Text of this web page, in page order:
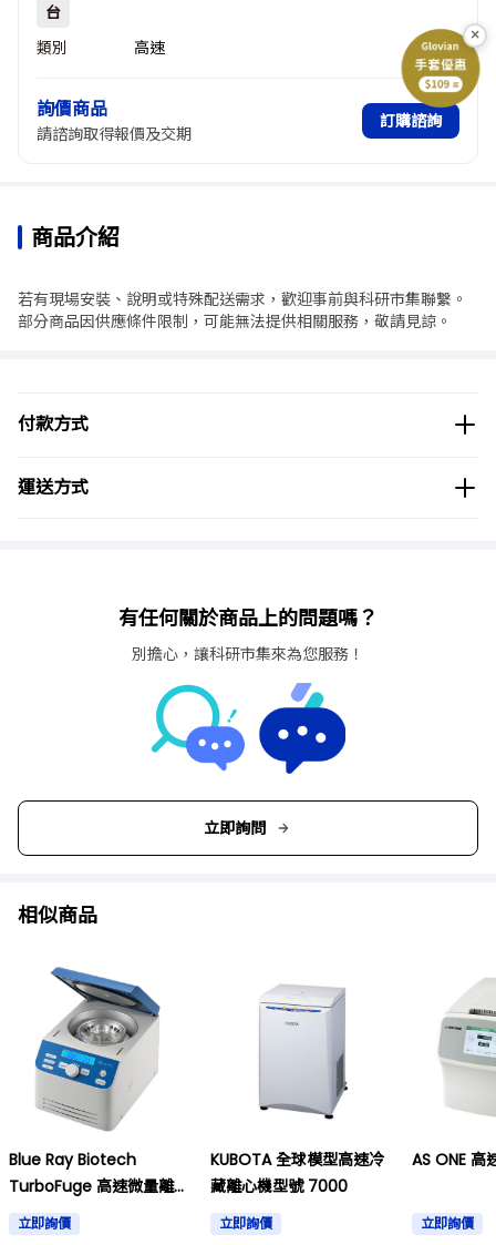
台
類別
高速
詢價商品
請諮詢取得報價及交期
訂購諮詢
商品介紹
若有現場安裝、說明或特殊配送需求，歡迎事前與科研市集聯繫。
部分商品因供應條件限制，可能無法提供相關服務，敬請見諒。
付款方式
運送方式
有任何關於商品上的問題嗎？
別擔心，讓科研市集來為您服務！
立即詢問
相似商品
Blue Ray Biotech
TurboFuge 高速微量離心
機立即詢價
KUBOTA 全球模型高速冷
藏離心機型號 7000
立即詢價
AS ONE 高
立即詢價
×